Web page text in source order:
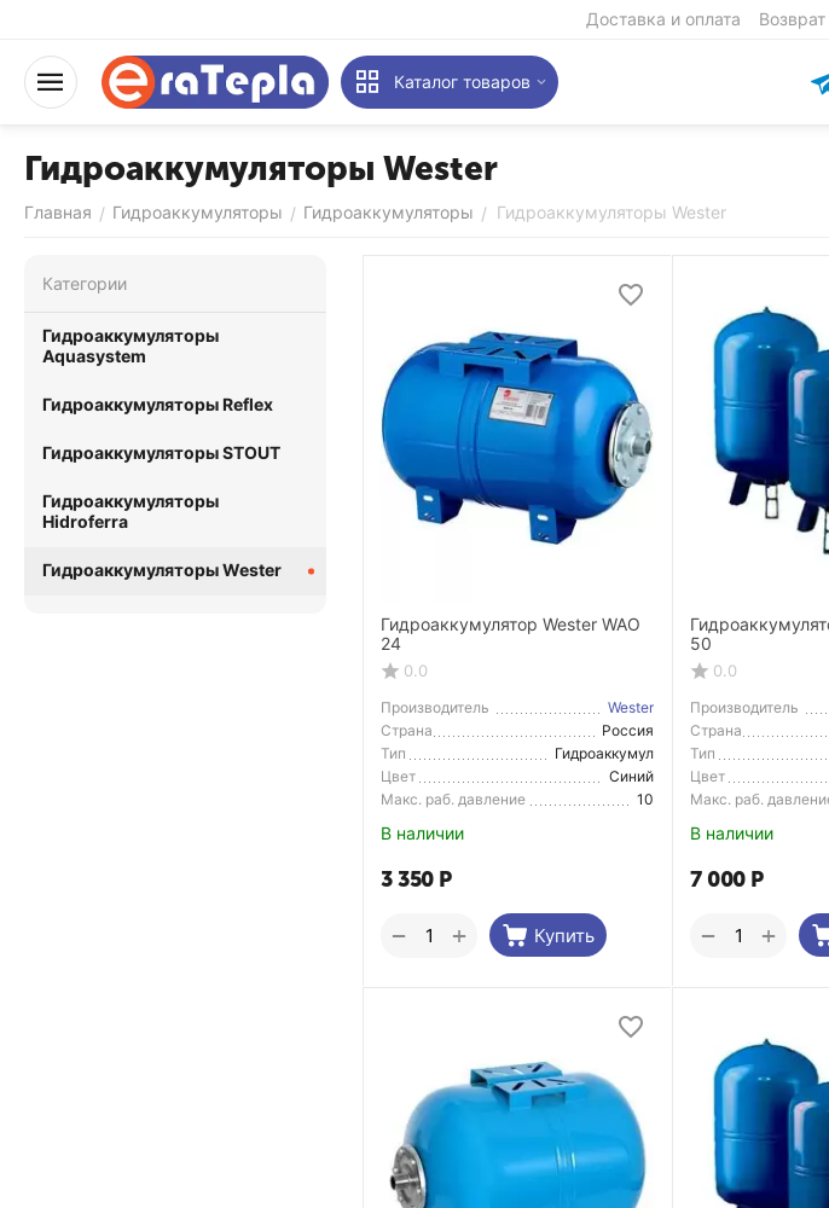
Доставка и оплата
Каталог товаров
Гидроаккумуляторы Wester
Главная / Гидроаккумуляторы / Гидроаккумуляторы / Гидроаккумуляторы Wester
Гидроаккумулятор Wester WAO
24
0.0
Производитель
Wester
Страна
Производитель
Россия
Тип
Гидроаккумул
ятор
Цвет
Синий
Макс. раб. давление
10
В наличии
3 350 Р
Купить
+
−
50
0.0
Производитель
Страна
Производитель
Тип
Цвет
Макс. раб.
В наличии
7 000 Р
+
−
Категории
Гидроаккумуляторы
Aquasystem
Гидроаккумуляторы Reflex
Гидроаккумуляторы STOUT
Гидроаккумуляторы
Hidroferra
Гидроаккумуляторы Wester